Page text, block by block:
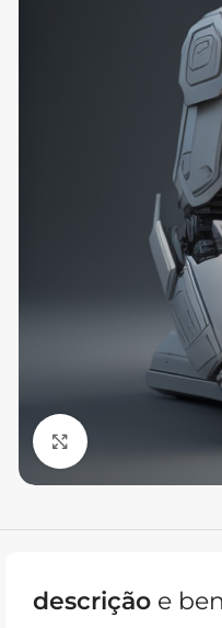
descrição e